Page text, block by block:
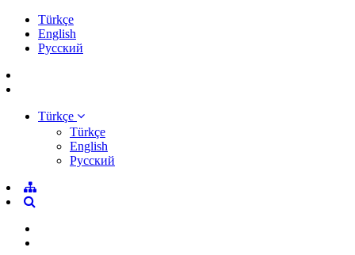
Türkçe
English
Pусский
Türkçe
Türkçe
English
Pусский